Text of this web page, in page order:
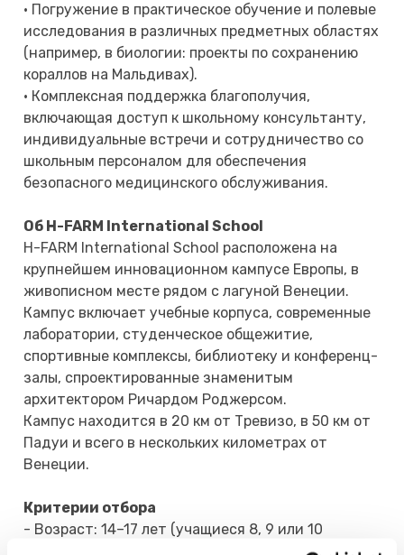
• Погружение в практическое обучение и полевые
исследования в различных предметных областях
(например, в биологии: проекты по сохранению
кораллов на Мальдивах).
• Комплексная поддержка благополучия,
включающая доступ к школьному консультанту,
индивидуальные встречи и сотрудничество со
школьным персоналом для обеспечения
безопасного медицинского обслуживания.
Об H-FARM International School
H-FARM International School расположена на
крупнейшем инновационном кампусе Европы, в
живописном месте рядом с лагуной Венеции.
Кампус включает учебные корпуса, современные
лаборатории, студенческое общежитие,
спортивные комплексы, библиотеку и конференц-
залы, спроектированные знаменитым
архитектором Ричардом Роджерсом.
Кампус находится в 20 км от Тревизо, в 50 км от
Падуи и всего в нескольких километрах от
Венеции.
Критерии отбора
- Возраст: 14–17 лет (учащиеся 8, 9 или 10